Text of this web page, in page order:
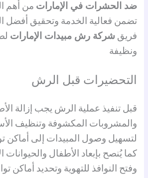
ضد الحشرات في الإمارات من أهم
تضمن فعالية الخدمة وتحقيق أفضل
فريق شركة رش مبيدات الإمارات
ونظيفة
التحضيرات قبل الرش
قبل تنفيذ عملية الرش يجب إزالة
والمشروبات المكشوفة وتنظيف
لتسهيل وصول المبيدات إلى أماكن
كما يُنصح بإبعاد الأطفال والحيوانات
وفتح النوافذ للتهوية وتحديد أماكن